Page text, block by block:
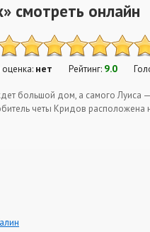
смотреть онлайн
нет Рейтинг: 9.0
большой дом, а самого Луиса
четы Кридов расположена